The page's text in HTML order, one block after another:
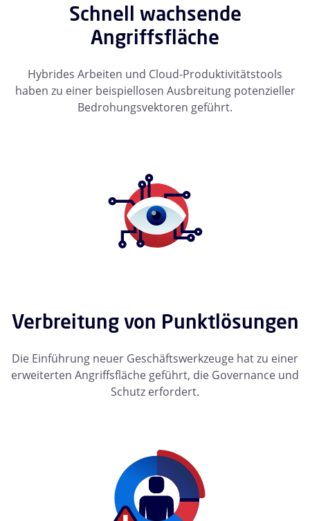
Schnell wachsende
Angriffsfläche
Hybrides Arbeiten und Cloud-Produktivitätstools
haben zu einer beispiellosen Ausbreitung potenzieller
Bedrohungsvektoren geführt.
Verbreitung von Punktlösungen
Die Einführung neuer Geschäftswerkzeuge hat zu einer
erweiterten Angriffsfläche geführt, die Governance und
Schutz erfordert.